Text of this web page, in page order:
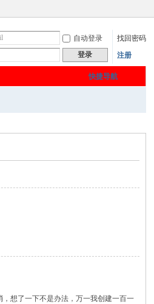
自动登录
找回密码
登录 注册
快捷导航
想了一下不是办法，万一我创建一百一